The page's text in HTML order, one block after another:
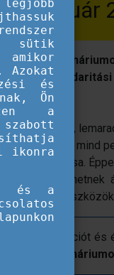
január
Európai
tagadhatatlan,
lehetőség , mind
támogatása.
amik
technológiai
a digitalizációt és
részt a
sütik
Azokat
és
Ön
a
ikonra
és a